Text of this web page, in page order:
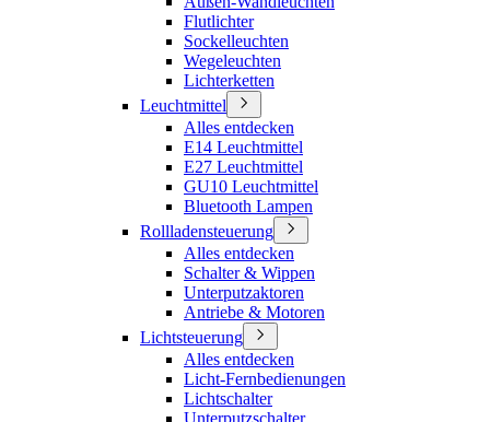
Flutlichter
Sockelleuchten
Wegeleuchten
Lichterketten
Leuchtmittel
Alles entdecken
E14 Leuchtmittel
E27 Leuchtmittel
GU10 Leuchtmittel
Bluetooth Lampen
Rollladensteuerung
Alles entdecken
Schalter & Wippen
Unterputzaktoren
Antriebe & Motoren
Lichtsteuerung
Alles entdecken
Licht-Fernbedienungen
Lichtschalter
Unterputzschalter